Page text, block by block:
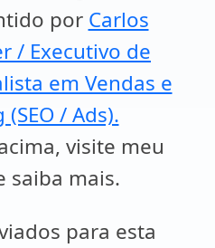
por Carlos
/ Executivo de
em Vendas e
/ Ads).
visite meu
saiba mais.
para esta